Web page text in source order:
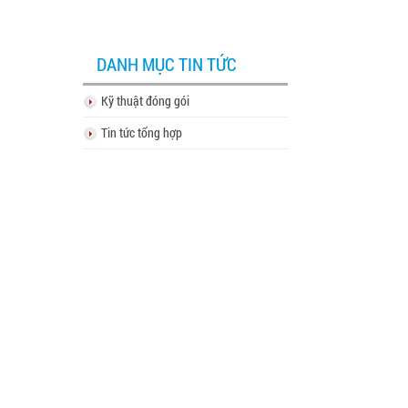
DANH MỤC TIN TỨC
Kỹ thuật đóng gói
Tin tức tổng hợp